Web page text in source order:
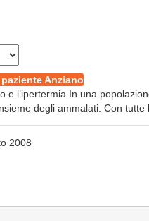
Anziano
e l’ipertermia In una
degli ammalati. Con tutte
2008